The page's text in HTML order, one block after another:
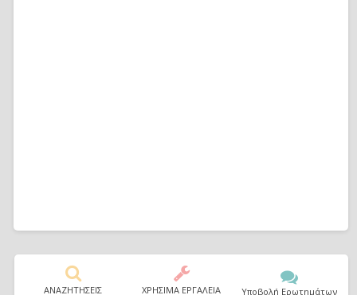
ΑΝΑΖΗΤΗΣΕΙΣ ΧΡΗΣΙΜΑ ΕΡΓΑΛΕΙΑ Υποβολή Ερωτημάτων